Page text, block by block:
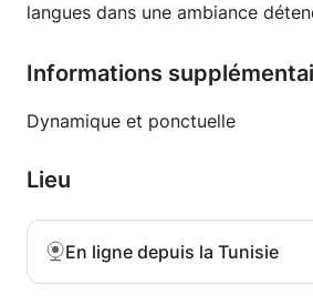
langues dans une ambiance
Informations
Dynamique et ponctuelle
Lieu
En ligne depuis la Tunisie